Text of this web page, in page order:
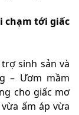
chạm tới giấc
sinh sản và
– Ươm mầm
cho giấc mơ
ấm áp vừa